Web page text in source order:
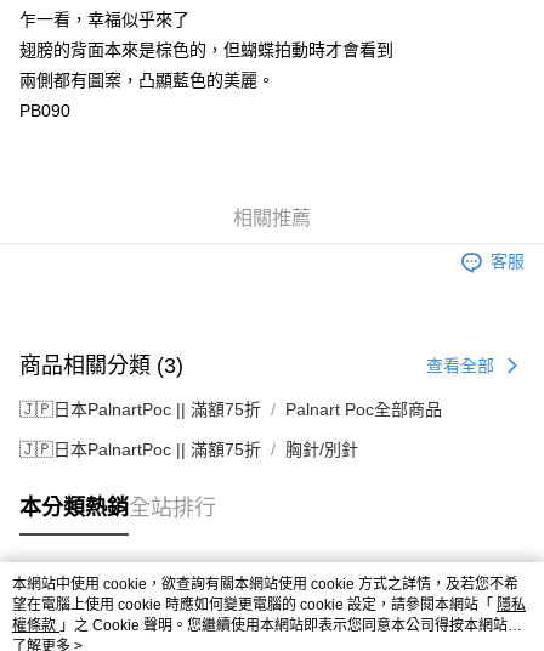
乍一看，幸福似乎來了
翅膀的背面本來是棕色的，但蝴蝶拍動時才會看到
兩側都有圖案，凸顯藍色的美麗。
PB090
相關推薦
客服
商品相關分類 (3) 查看全部
🇯🇵日本PalnartPoc || 滿額75折 Palnart Poc全部商品
🇯🇵日本PalnartPoc || 滿額75折 胸針/別針
本分類熱銷全站排行
熱門標籤
本網站中使用 cookie，欲查詢有關本網站使用 cookie 方式之詳情，及若您不希
望在電腦上使用 cookie 時應如何變更電腦的 cookie 設定，請參閱本網站「 隱私
權條款 」之 Cookie 聲明。您繼續使用本網站即表示您同意本公司得按本網站使
用條款之 Cookie 聲明使用 cookie。
了解更多 >